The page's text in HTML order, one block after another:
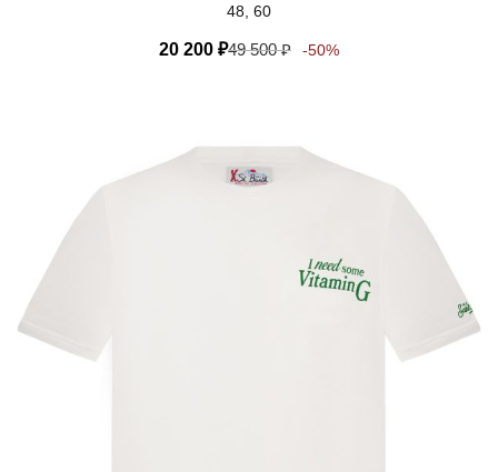
48, 60
20 200 ₽49 500₽ -50%